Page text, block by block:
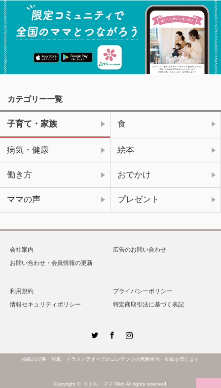
カテゴリー一覧
子育て・家族 食
病気・健康 絵本
働き方 おでかけ
ママの声 プレゼント
会社案内
広告のお問い合わせ
お問い合わせ・会員情報の更新
利用規約
プライバシーポリシー
情報セキュリティポリシー
特定商取引法に基づく表記
Instagram
掲載の記事・写真・イラスト等すべてのコンテンツの無断複写・転載を禁じます
Copyright © リトル・ママ Web All rights reserved.